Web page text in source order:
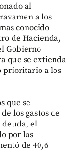
al
a los
conocido
de Hacienda,
Gobierno
que se extienda
prioritario a los
que se
los gastos de
el
por las
de 40,6